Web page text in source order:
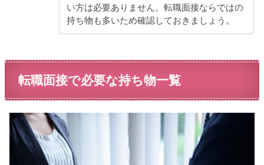
い方は必要ありません。転職面接ならではの
持ち物も多いため確認しておきましょう。
転職面接で必要な持ち物一覧